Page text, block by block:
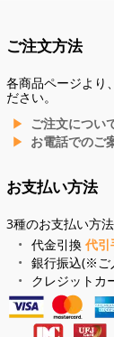
ご注文方法
各商品ページより
ださい。
ご注文につい
お電話でのご
お支払い方法
3種のお支払い方
代金引換 代引
銀行振込(※ご
クレジットカ